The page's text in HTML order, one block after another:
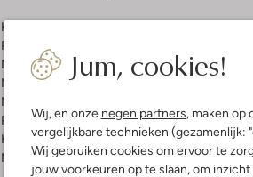
Jum, cookies!
Wij, en onze negen partners, maken op
vergelijkbare technieken (gezamenlijk:
Wij gebruiken cookies om ervoor te
jouw voorkeuren op te slaan, om
Kleur:
Patroon:
Materiaal binnenkant:
Katoen
Materiaal:
Katoen
Materiaalpercentages:
Pasvorm: Losvallend
Halslijn: Rond
Mouwlengte: Korte Mouw